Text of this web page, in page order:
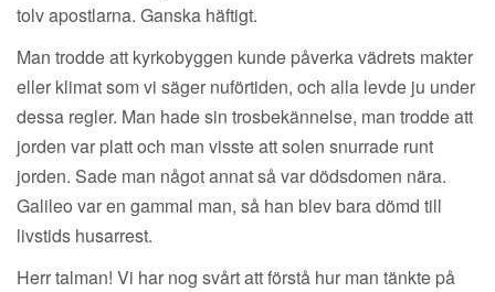
tolv apostlarna. Ganska häftigt.
Man trodde att kyrkobyggen kunde påverka vädrets makter
eller klimat som vi säger nuförtiden, och alla levde ju under
dessa regler. Man hade sin trosbekännelse, man trodde att
jorden var platt och man visste att solen snurrade runt
jorden. Sade man något annat så var dödsdomen nära.
Galileo var en gammal man, så han blev bara dömd till
livstids husarrest.
Herr talman! Vi har nog svårt att förstå hur man tänkte på